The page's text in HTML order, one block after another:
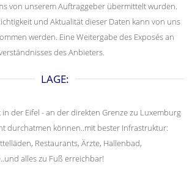
von unserem Auftraggeber übermittelt wurden.
und Aktualität dieser Daten kann von uns
werden. Eine Weitergabe des Exposés an
des Anbieters.
LAGE:
der Eifel - an der direkten Grenze zu Luxemburg
durchatmen können..mit bester Infrastruktur:
Restaurants, Ärzte, Hallenbad,
alles zu Fuß erreichbar!